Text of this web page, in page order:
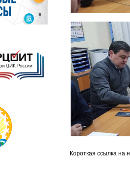
Короткая ссылка на